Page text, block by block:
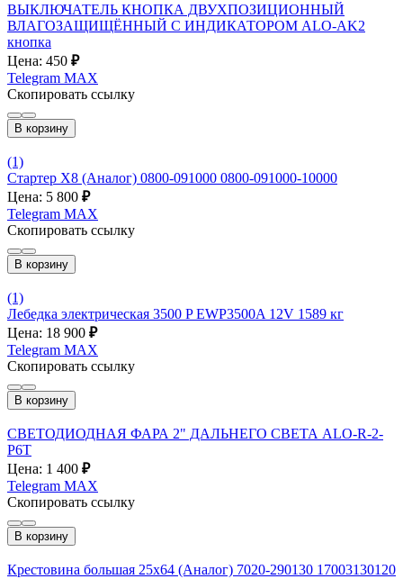
ВЫКЛЮЧАТЕЛЬ КНОПКА ДВУХПОЗИЦИОННЫЙ
ВЛАГОЗАЩИЩЁННЫЙ С ИНДИКАТОРОМ ALO-AK2
кнопка
Цена: 450 ₽
Telegram MAX
Скопировать ссылку
В корзину
(1)
Стартер Х8 (Аналог) 0800-091000 0800-091000-10000
Цена: 5 800 ₽
Telegram MAX
Скопировать ссылку
В корзину
(1)
Лебедка электрическая 3500 P EWP3500A 12V 1589 кг
Цена: 18 900 ₽
Telegram MAX
Скопировать ссылку
В корзину
СВЕТОДИОДНАЯ ФАРА 2" ДАЛЬНЕГО СВЕТА ALO-R-2-
P6T
Цена: 1 400 ₽
Telegram MAX
Скопировать ссылку
В корзину
Крестовина большая 25х64 (Аналог) 7020-290130 17003130120